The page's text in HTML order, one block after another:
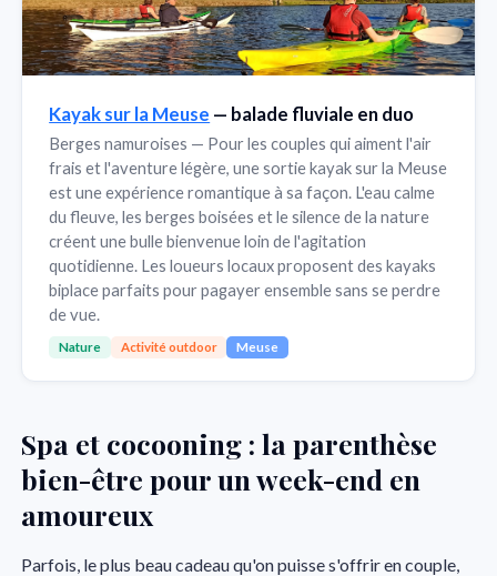
Kayak sur la Meuse — balade fluviale en duo
Berges namuroises — Pour les couples qui aiment l'air
frais et l'aventure légère, une sortie kayak sur la Meuse
est une expérience romantique à sa façon. L'eau calme
du fleuve, les berges boisées et le silence de la nature
créent une bulle bienvenue loin de l'agitation
quotidienne. Les loueurs locaux proposent des kayaks
biplace parfaits pour pagayer ensemble sans se perdre
de vue.
Nature Activité outdoor Meuse
Spa et cocooning : la parenthèse
bien-être pour un week-end en
amoureux
Parfois, le plus beau cadeau qu'on puisse s'offrir en couple,